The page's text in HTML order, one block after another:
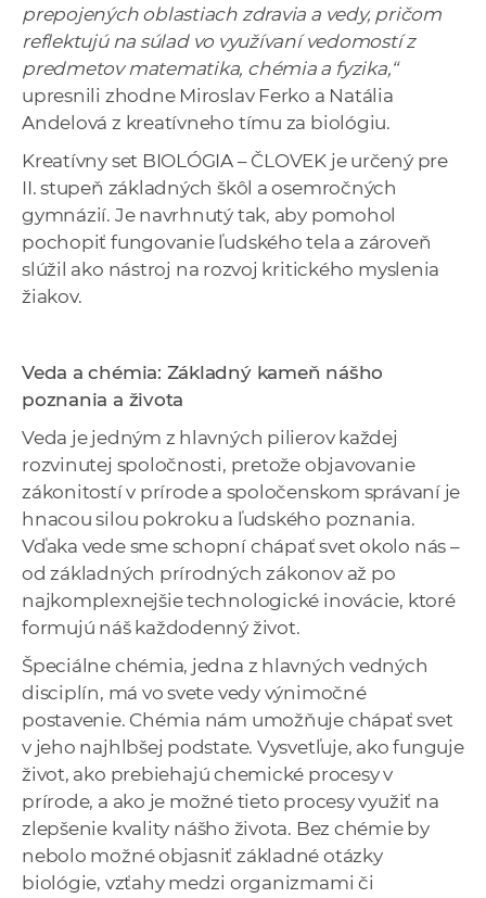
prepojených oblastiach zdravia a vedy, pričom
reflektujú na súlad vo využívaní vedomostí z
predmetov matematika, chémia a fyzika,“
upresnili zhodne Miroslav Ferko a Natália
Andelová z kreatívneho tímu za biológiu.
Kreatívny set BIOLÓGIA – ČLOVEK je určený pre
II. stupeň základných škôl a osemročných
gymnázií. Je navrhnutý tak, aby pomohol
pochopiť fungovanie ľudského tela a zároveň
slúžil ako nástroj na rozvoj kritického myslenia
žiakov.
Veda a chémia: Základný kameň nášho
poznania a života
Veda je jedným z hlavných pilierov každej
rozvinutej spoločnosti, pretože objavovanie
zákonitostí v prírode a spoločenskom správaní je
hnacou silou pokroku a ľudského poznania.
Vďaka vede sme schopní chápať svet okolo nás –
od základných prírodných zákonov až po
najkomplexnejšie technologické inovácie, ktoré
formujú náš každodenný život.
Špeciálne chémia, jedna z hlavných vedných
disciplín, má vo svete vedy výnimočné
postavenie. Chémia nám umožňuje chápať svet
v jeho najhlbšej podstate. Vysvetľuje, ako funguje
život, ako prebiehajú chemické procesy v
prírode, a ako je možné tieto procesy využiť na
zlepšenie kvality nášho života. Bez chémie by
nebolo možné objasniť základné otázky
biológie, vzťahy medzi organizmami či